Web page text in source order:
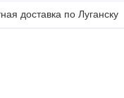
доставка по Луганску